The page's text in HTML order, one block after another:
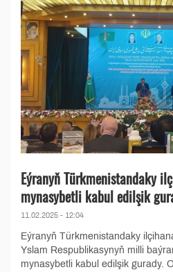
Eýranyň Türkmenistandaky
mynasybetli kabul edilşik
11.02.2025 - 12:04
Eýranyň Türkmenistandaky
Yslam Respublikasynyň milli
mynasybetli kabul edilşik gurady.